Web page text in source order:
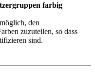
farbig
den
zuzuteilen, so dass
sind.